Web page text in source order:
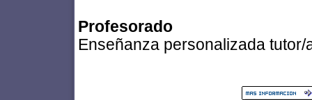
Profesorado
Enseñanza personalizada